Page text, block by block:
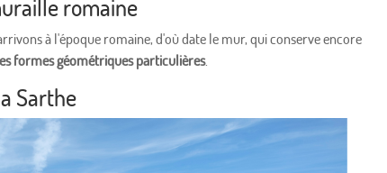
romaine
à l'époque romaine, d'où date le mur, qui conserve encore
formes géométriques particulières.
Sarthe